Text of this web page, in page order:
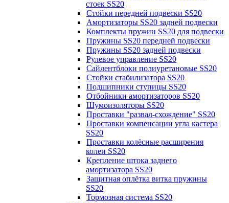
стоек SS20
Стойки передней подвески SS20
Амортизаторы SS20 задней подвески
Комплекты пружин SS20 для подвески
Пружины SS20 передней подвески
Пружины SS20 задней подвески
Рулевое управление SS20
Сайлентблоки полиуретановые SS20
Стойки стабилизатора SS20
Подшипники ступицы SS20
Отбойники амортизаторов SS20
Шумоизоляторы SS20
Проставки "развал-схождение" SS20
Проставки компенсации угла кастера
SS20
Проставки колёсные расширения
колеи SS20
Крепление штока заднего
амортизатора SS20
Защитная оплётка витка пружины
SS20
Тормозная система SS20